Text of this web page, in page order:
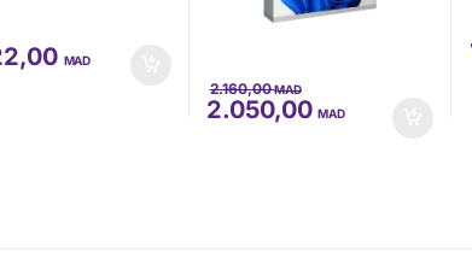
MAD
2.050,00MAD
2.160,00MAD